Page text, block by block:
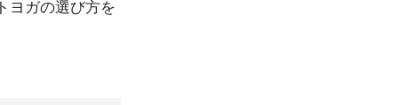
ヨガの選び方を